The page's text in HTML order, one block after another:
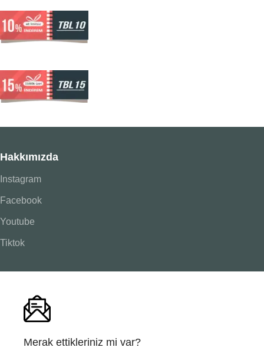
Hakkımızda
Instagram
Facebook
Youtube
Tiktok
Merak ettikleriniz mi var?